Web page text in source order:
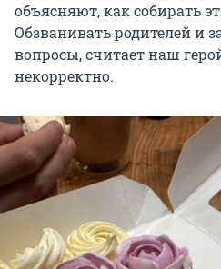
объясняют, как собирать
Обзванивать родителей и
вопросы, считает наш
некорректно.